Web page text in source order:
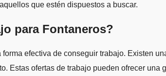
que estén dispuestos a buscar.
para Fontaneros?
efectiva de conseguir trabajo. Existen
Estas ofertas de trabajo pueden ofrecer